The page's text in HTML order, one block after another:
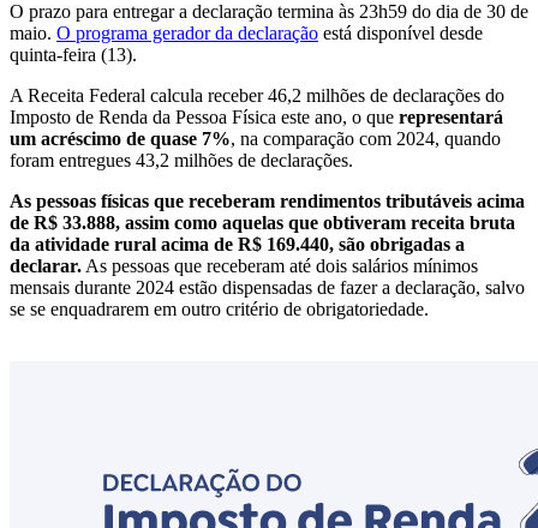
O prazo para entregar a declaração termina às 23h59 do dia de 30 de
maio. O programa gerador da declaração está disponível desde
quinta-feira (13).
A Receita Federal calcula receber 46,2 milhões de declarações do
Imposto de Renda da Pessoa Física este ano, o que representará
um acréscimo de quase 7%, na comparação com 2024, quando
foram entregues 43,2 milhões de declarações.
As pessoas físicas que receberam rendimentos tributáveis acima
de R$ 33.888, assim como aquelas que obtiveram receita bruta
da atividade rural acima de R$ 169.440, são obrigadas a
declarar. As pessoas que receberam até dois salários mínimos
mensais durante 2024 estão dispensadas de fazer a declaração, salvo
se se enquadrarem em outro critério de obrigatoriedade.